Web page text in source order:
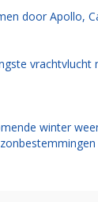
door Apollo,
vrachtvlucht
winter